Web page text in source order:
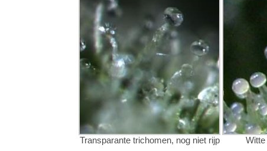
Transparante trichomen, nog niet rijp